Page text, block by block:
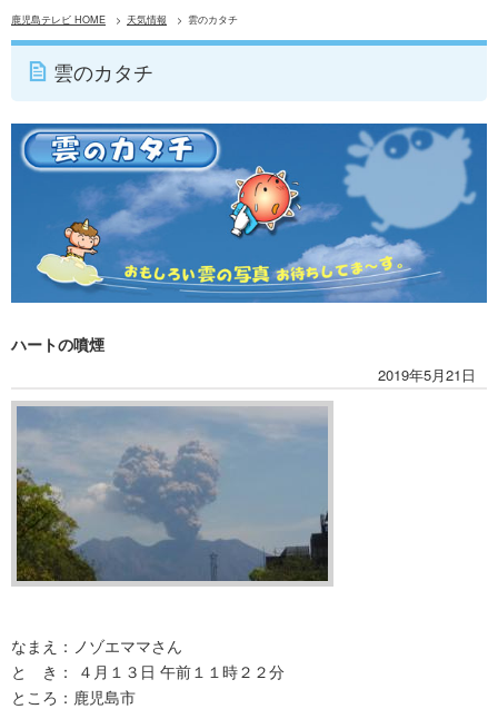
鹿児島テレビ HOME 天気情報 雲のカタチ
雲のカタチ
ハートの噴煙
2019年5月21日
なまえ：ノゾエママさん
と き： ４月１３日 午前１１時２２分
ところ：鹿児島市